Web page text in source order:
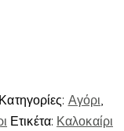
Κατηγορίες: Αγόρι,
Ετικέτα: Καλοκαίρι